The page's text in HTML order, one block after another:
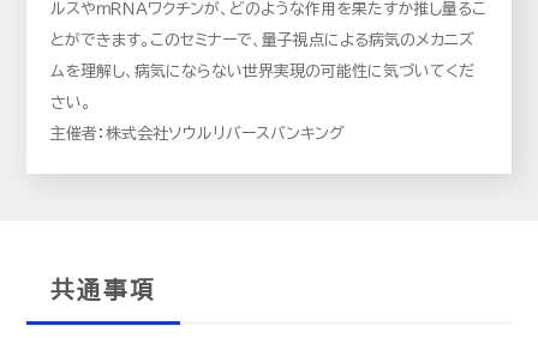
ルスやｍＲＮＡワクチンが、どのような作用を果たすか推し量るこ
とができます。このセミナーで、量子視点による病気のメカニズ
ムを理解し、病気にならない世界実現の可能性に気づいてくだ
さい。
主催者：株式会社ソウルリバースバンキング
共通事項